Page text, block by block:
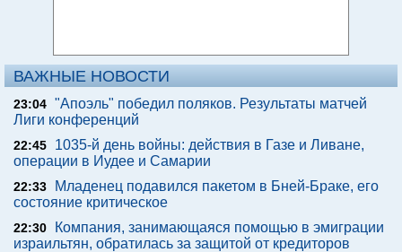
ВАЖНЫЕ НОВОСТИ
23:04 "Апоэль" победил поляков. Результаты матчей
Лиги конференций
22:45
1035-й день войны: действия в Газе и Ливане,
операции в Иудее и Самарии
22:33
Младенец подавился пакетом в Бней-Браке, его
состояние критическое
22:30
Компания, занимающаяся помощью в эмиграции
израильтян, обратилась за защитой от кредиторов